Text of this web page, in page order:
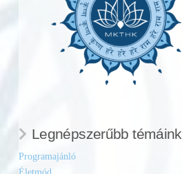
Legnépszerűbb témáink
Programajánló